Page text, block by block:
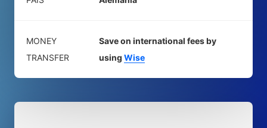
MONEY
TRANSFER
Save on international fees by
using Wise